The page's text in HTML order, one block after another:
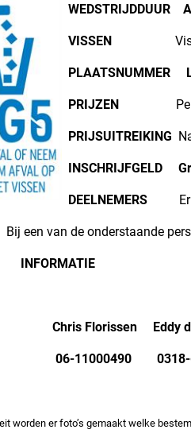
WEDSTRIJDDUUR
VISSEN Vissen
PLAATSNUMMER
PRIJZEN Per
PRIJSUITREIKING
INSCHRIJFGELD
DEELNEMERS Er
ij een van de onderstaande
Chris Florissen Eddy
06-11000490
worden er foto’s gemaakt welke